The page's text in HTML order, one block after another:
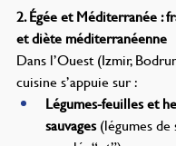
2. Égée et Méditerranée :
et diète méditerranéenne
Dans l’Ouest (Izmir,
cuisine s’appuie sur :
Légumes-feuilles et
sauvages (légumes de